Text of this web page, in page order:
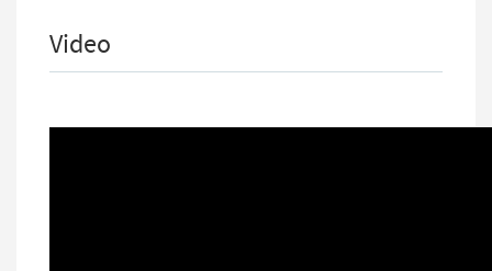
Video